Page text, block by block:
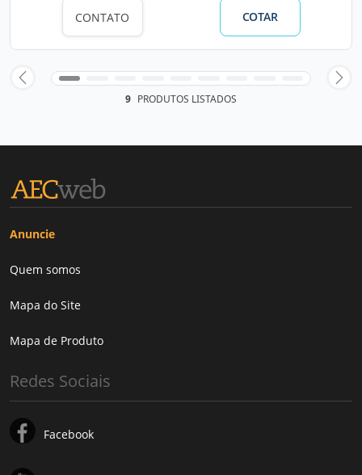
CONTATO COTAR
9 PRODUTOS LISTADOS
Anuncie
Quem somos
Mapa do Site
Mapa de Produto
Redes Sociais
Facebook